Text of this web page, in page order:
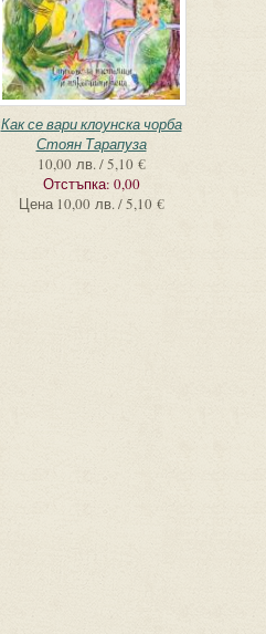
Как се вари клоунска чорба
Стоян Тарапуза
10,00 лв. / 5,10 €
Отстъпка: 0,00
Цена 10,00 лв. / 5,10 €